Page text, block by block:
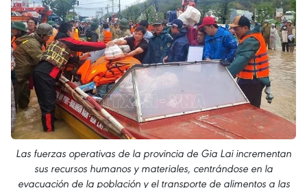
Las fuerzas operativas de la provincia de Gia Lai incrementan
sus recursos humanos y materiales, centrándose en la
evacuación de la población y el transporte de alimentos a las